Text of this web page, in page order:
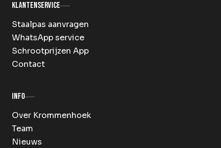
Klantenservice
Staalpas aanvragen
WhatsApp service
Schrootprijzen App
Contact
Info
Over Krommenhoek
Team
Nieuws